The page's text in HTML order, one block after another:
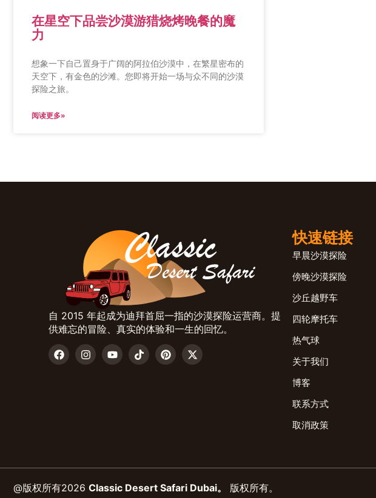
在星空下品尝沙漠游猎烧烤晚餐的魔
力
想象一下自己置身于广阔的阿拉伯沙漠中，在繁星密布的
天空下，有金色的沙滩。您即将开始一场与众不同的沙漠
探险之旅。
阅读更多»
自 2015 年起成为迪拜首屈一指的沙漠探险运营商。提
供难忘的冒险、真实的体验和一生的回忆。
快速链接
早晨沙漠探险
傍晚沙漠探险
沙丘越野车
四轮摩托车
热气球
关于我们
博客
联系方式
取消政策
@版权所有2026 Classic Desert Safari Dubai。 版权所有。